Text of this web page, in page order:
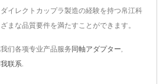
イレクトカップラ製造の経験を持つ帛江科
まな品質要件を満たすことができます。
们各项专业产品服务 同軸アダプター
联系